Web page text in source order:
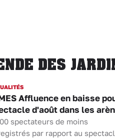
DES
Affluence en baisse
d'août dans les
spectateurs de moins
par rapport au